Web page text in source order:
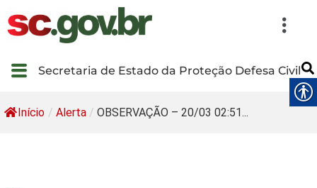
Secretaria de Estado da Proteção Defesa Civil
Início / Alerta / OBSERVAÇÃO – 20/03 02:51...